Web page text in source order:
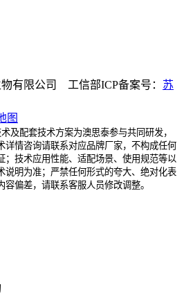
有限公司 工信部ICP备案号： 苏
图
及配套技术方案为澳思泰参与共同研发，
详情咨询请联系对应品牌厂家，不构成任何
；技术应用性能、适配场景、使用规范等以
说明为准；严禁任何形式的夸大、绝对化表
偏差，请联系客服人员修改调整。